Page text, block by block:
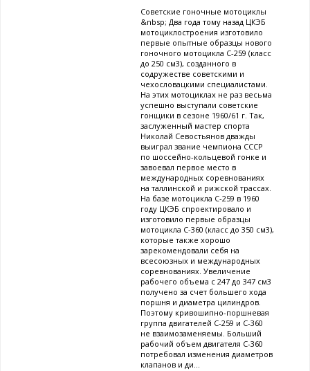
Советские гоночные мотоциклы
&nbsp; Два года тому назад ЦКЭБ
мотоциклостроения изготовило
первые опытные образцы нового
гоночного мотоцикла С-259 (класс
до 250 см3), созданного в
содружестве советскими и
чехословацкими специалистами.
На этих мотоциклах не раз весьма
успешно выступали советские
гонщики в сезоне 1960/61 г. Так,
заслуженный мастер спорта
Николай Севостьянов дважды
выиграл звание чемпиона СССР
по шоссейно-кольцевой гонке и
завоевал первое место в
международных соревнованиях
на таллинской и рижской трассах.
На базе мотоцикла С-259 в 1960
году ЦКЭБ спроектировало и
изготовило первые образцы
мотоцикла С-360 (класс до 350 см3),
которые также хорошо
зарекомендовали себя на
всесоюзных и международных
соревнованиях. Увеличение
рабочего объема с 247 до 347 см3
получено за счет большего хода
поршня и диаметра цилиндров.
Поэтому кривошипно-поршневая
группа двигателей С-259 и С-360
не взаимозаменяемы. Больший
рабочий объем двигателя С-360
потребовал изменения диаметров
клапанов и ди...